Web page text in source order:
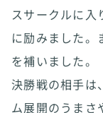
スサークルに入
に励みました。
を補いました。
決勝戦の相手は
ム展開のうまさ